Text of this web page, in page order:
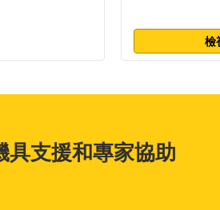
檢
具支援和專家協助